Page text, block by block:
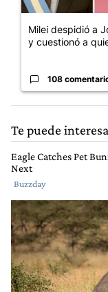
Milei despidió a
y cuestionó a
108